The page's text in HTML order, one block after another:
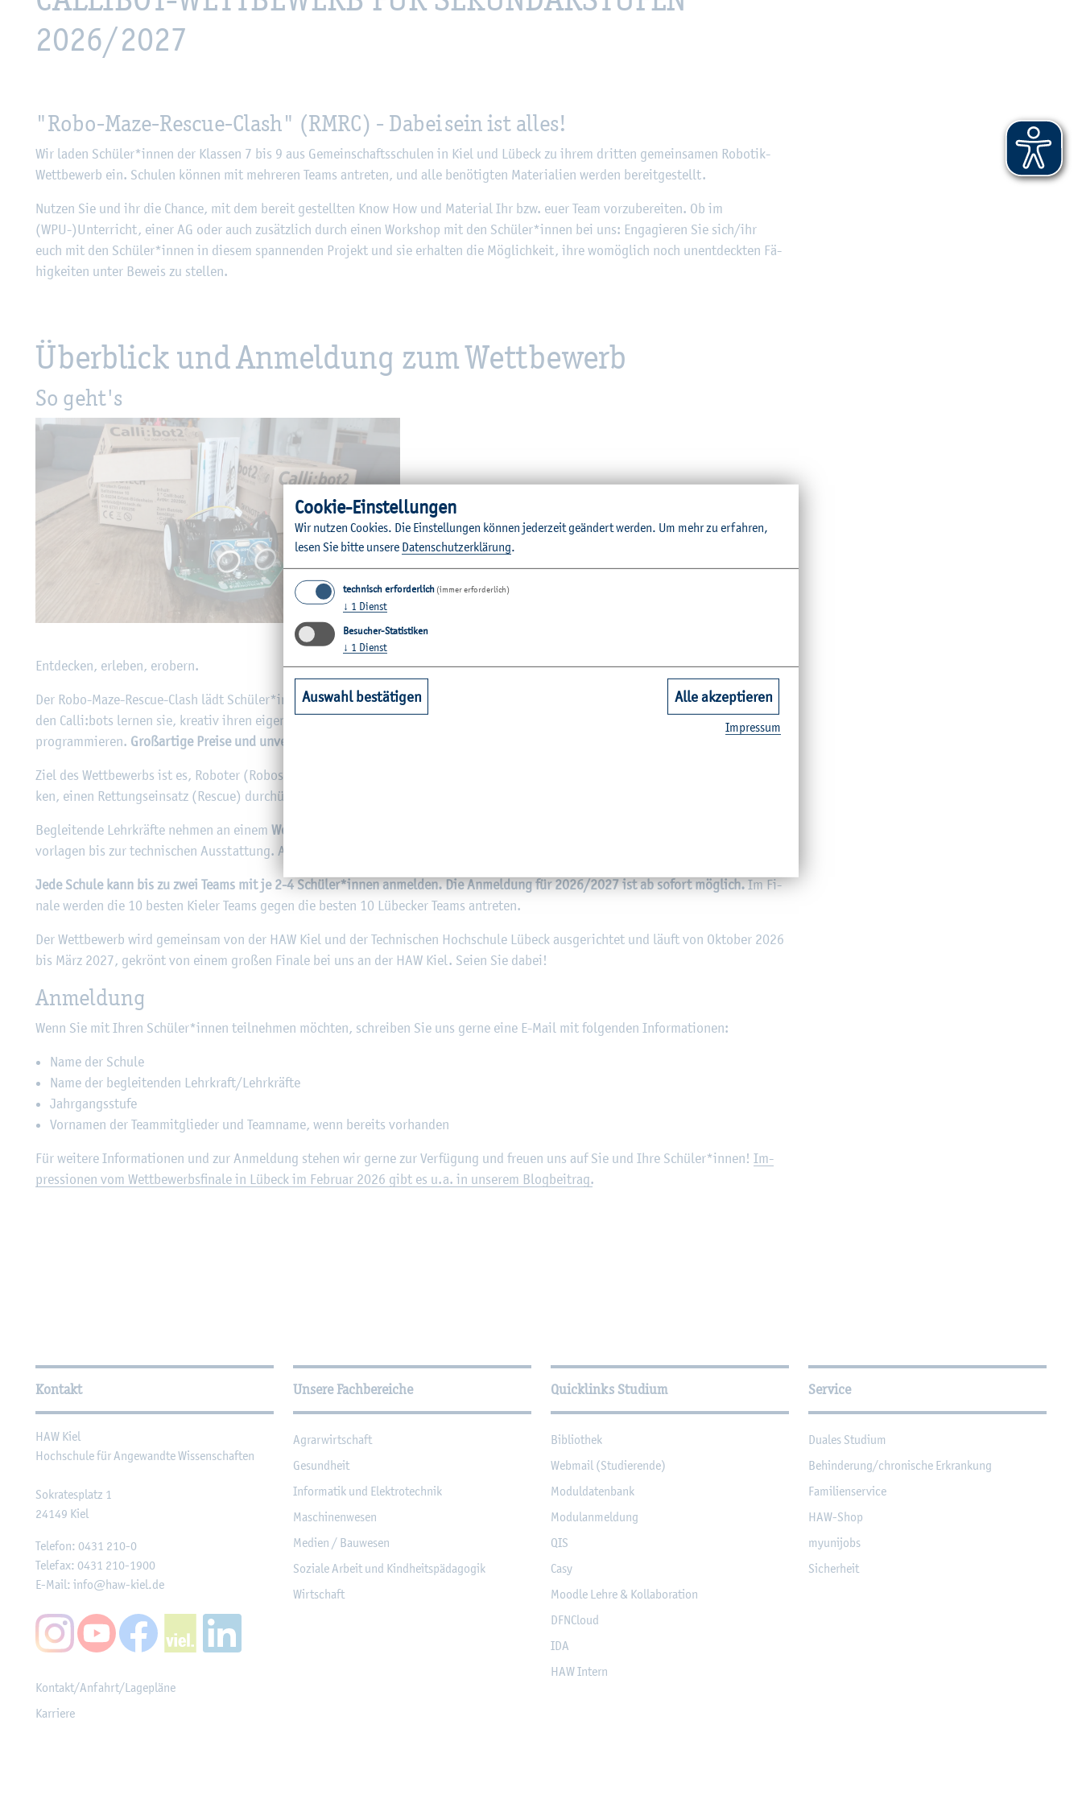
2026/2027
"Robo-Maze-Res­cue-Clash" (RMRC) - Dabei sein ist alles!
Wir laden Schü­ler*innen der Klas­sen 7 bis 9 aus Ge­mein­schafts­schu­len in Kiel und Lü­beck zu ihrem drit­ten ge­mein­sa­men Ro­bo­tik-
Wett­be­werb ein. Schu­len kön­nen mit meh­re­ren Teams an­tre­ten, und alle be­nö­tig­ten Ma­te­ria­li­en wer­den be­reit­ge­stellt.
Nut­zen Sie und ihr die Chan­ce, mit dem be­reit ge­stell­ten Know How und Ma­te­ri­al Ihr bzw. euer Team vor­zu­be­rei­ten. Ob im
(WPU-)Un­ter­richt, einer AG oder auch zu­sätz­lich durch einen Work­shop mit den Schü­ler*innen bei uns: En­ga­gie­ren Sie sich/ihr
euch mit den Schü­ler*innen in die­sem span­nen­den Pro­jekt und sie er­hal­ten die Mög­lich­keit, ihre wo­mög­lich noch un­ent­deck­ten Fä­
hig­kei­ten unter Be­weis zu stel­len.
Über­blick und An­mel­dung zum Wett­be­werb
So geht's
© P. Brod­mann
Ent­de­cken, er­le­ben, er­obern.
Der Robo-Maze-Res­cue-Clash lädt Schü­ler*innen der Klas­sen 7 bis 9 ein, ihre
unter Be­weis zu stel­len. Mit
den Calli:bots ler­nen sie, krea­tiv ihren ei­ge­nen Mi­cro­con­trol­ler ge­paart mit einem Ro­bo­ter für span­nen­de Her­aus­for­de­run­gen zu
pro­gram­mie­ren. Gro­ß­ar­ti­ge Prei­se und un­ver­gess­li­che (Er­folgs-)Er­leb­nis­se
Ziel des Wett­be­werbs ist es, Ro­bo­ter (Robos) zu mo­del­lie­ren und zu pro­gram­mie­ren, die ein La­by­rinth (Maze) durch­que­ren, ein­par­
ken, einen Ret­tungs­ein­satz (Res­cue) durch­üh­ren und in einem Sumo-Wett­kampf (Clash) be­stehen kön­nen.
Be­glei­ten­de Lehr­kräf­te neh­men an einem Work­shop im Sep­tem­ber
vor­la­gen bis zur tech­ni­schen Aus­stat­tung. Auf An­fra­ge bie­ten wir auch Work­shops ge­mein­sam mit Ihren Schü­ler*innen an.
Jede Schu­le kann bis zu zwei Teams mit je 2-4 Schü­ler*innen an­mel­den. Die An­mel­dung für 2026/2027 ist ab so­fort mög­lich.Im Fi­
na­le wer­den die 10 bes­ten Kie­ler Teams gegen die bes­ten 10 Lü­be­cker Teams an­tre­ten.
Der Wett­be­werb wird ge­mein­sam von der HAW Kiel und der Tech­ni­schen Hoch­schu­le Lü­beck aus­ge­rich­tet und läuft von Ok­to­ber 2026
bis März 2027, ge­krönt von einem gro­ßen Fi­na­le bei uns an der HAW Kiel. Seien Sie dabei!
An­mel­dung
Wenn Sie mit Ihren Schü­ler*innen teil­neh­men möch­ten, schrei­ben Sie uns gerne eine E-Mail mit fol­gen­den In­for­ma­tio­nen:
Name der Schu­le
Name der be­glei­ten­den Lehr­kraft/Lehr­kräf­te
Jahr­gangs­stu­fe
Vor­na­men der Team­mit­glie­der und Team­na­me, wenn be­reits vor­han­den
Für wei­te­re In­for­ma­tio­nen und zur An­mel­dung ste­hen wir gerne zur Ver­fü­gung und freu­en uns auf Sie und Ihre Schü­ler*innen! Im­
pres­sio­nen vom Wett­be­werbs­fi­na­le in Lü­beck im Fe­bru­ar 2026 gibt es u.a. in un­se­rem Blog­bei­trag.
Wei­ter­füh­ren­de In­for­ma­tio­nen
Kontakt
HAW Kiel
Hoch­schu­le für An­ge­wand­te Wis­sen­schaf­ten
So­kra­tes­platz 1
24149 Kiel
Te­le­fon: 0431 210-0
Te­le­fax: 0431 210-1900
E-Mail: info@​haw-​kiel.​de
Kon­takt/An­fahrt/La­ge­plä­ne
Kar­rie­re
Unsere Fachbereiche
Agrar­wirt­schaft
Ge­sund­heit
In­for­ma­tik und Elek­tro­tech­nik
Ma­schi­nen­we­sen
Me­di­en / Bau­we­sen
So­zia­le Ar­beit und Kind­heits­päd­ago­gik
Wirt­schaft
Quicklinks Studium
Bi­blio­thek
Web­mail (Stu­die­ren­de)
Mo­dul­da­ten­bank
Mo­du­l­an­mel­dung
QIS
Casy
Mood­le Lehre & Kol­la­bo­ra­ti­on
DF­NCloud
IDA
HAW In­tern
Service
Dua­les Stu­di­um
Be­hin­de­rung/chro­ni­sche Er­kran­kung
Fa­mi­li­en­ser­vice
HAW-Shop
myu­ni­jobs
Si­cher­heit
Coo­kie-Ein­stel­lun­gen
Wir nut­zen Coo­kies. Die Ein­stel­lun­gen kön­nen je­der­zeit ge­än­dert wer­den. Um mehr zu er­fah­ren,
lesen Sie bitte un­se­re Da­ten­schut­z­er­klä­rung.
technisch erforderlich (immer erforderlich)
↓ 1 Dienst
Besucher-Statistiken
↓ 1 Dienst
Auswahl bestätigen Alle akzeptieren
Im­pres­sum